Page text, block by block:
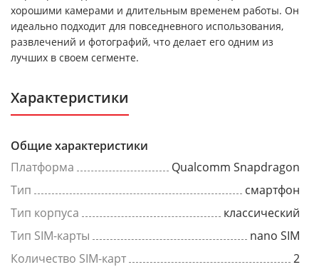
хорошими камерами и длительным временем работы. Он
идеально подходит для повседневного использования,
развлечений и фотографий, что делает его одним из
лучших в своем сегменте.
Характеристики
Общие характеристики
Платформа
Qualcomm Snapdragon
Тип
смартфон
Тип корпуса
классический
Тип SIM-карты
nano SIM
Количество SIM-карт
2